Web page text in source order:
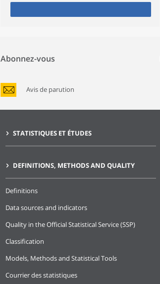
Abonnez-vous
Avis de parution
STATISTIQUES ET ÉTUDES
DEFINITIONS, METHODS AND QUALITY
Definitions
Data sources and indicators
Quality in the Official Statistical Service (SSP)
Classification
Models, Methods and Statistical Tools
Courrier des statistiques